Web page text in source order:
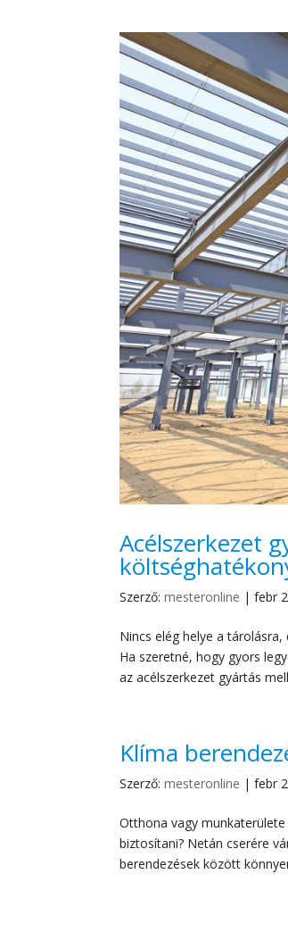
Acélszerkezet
Szerző:mesteronline |febr
Nincs elég helye a
Ha szeretné, hogy gyors
az acélszerkezet gyártás
Klíma
Szerző:mesteronline |febr
Otthona vagy
biztosítani? Netán cserére
berendezések között